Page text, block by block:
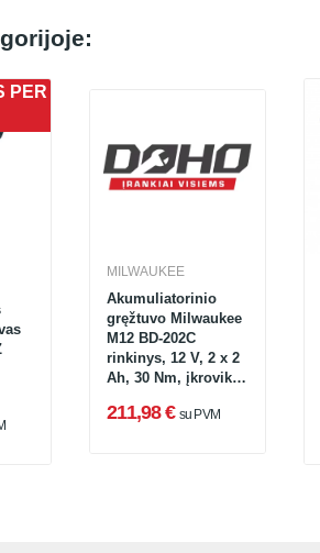
PER
MILWAUKEE
Akumuliatorinio
gręžtuvo Milwaukee
M12 BD-202C
rinkinys, 12 V, 2 x 2
Ah, 30 Nm, įkroviklis
211,98 € su PVM